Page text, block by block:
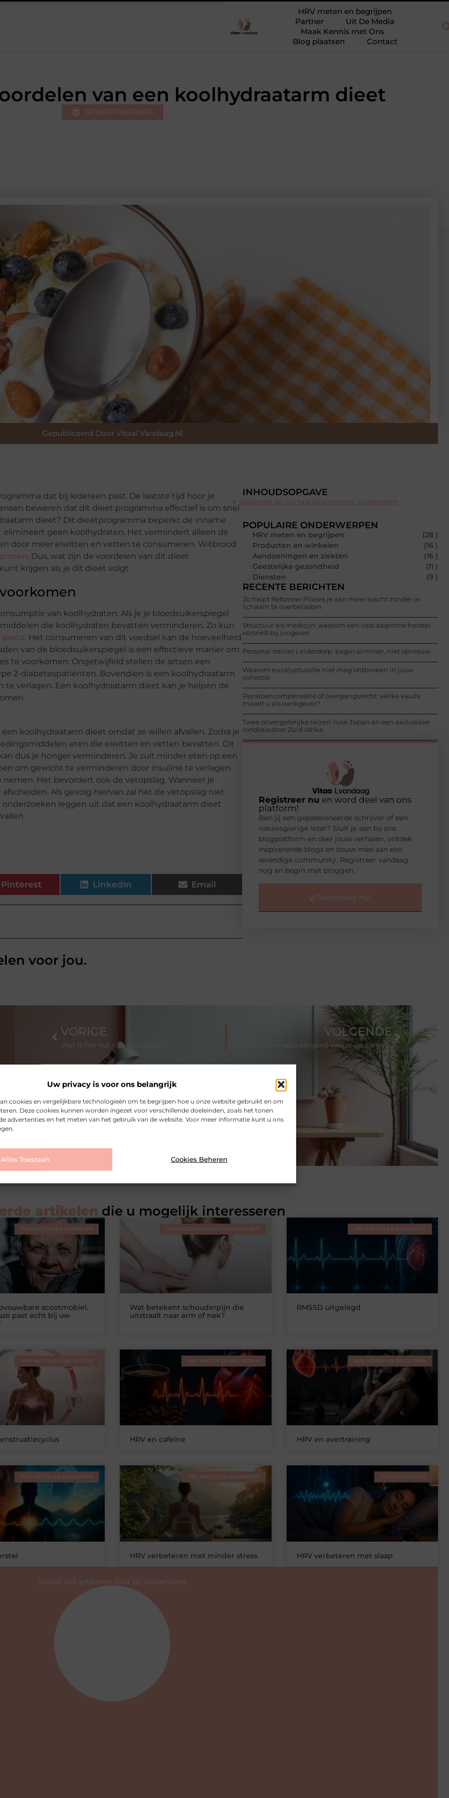
Uw privacy is voor ons belangrijk
cookies en vergelijkbare technologieën om te begrijpen hoe u onze website gebruikt en om
Deze cookies kunnen worden ingezet voor verschillende doeleinden, zoals het tonen
advertenties en het meten van het gebruik van de website. Voor meer informatie kunt u ons
Alles Toestaan Cookies Beheren
HRV meten en begrijpen
Partner
Uit De Media
Maak Kennis met Ons
Blog plaatsen
Contact
van een koolhydraatarm dieet
GEWICHTSVERLIES
Gepubliceerd Door Vitaal Vandaag.nl
dat bij iedereen past. De laatste tijd hoor je
beweren dat dit dieet programma effectief is om snel
dieet? Dit dieetprogramma beperkt de inname
geen koolhydraten. Het vermindert alleen de
door meer eiwitten en vetten te consumeren. Witbrood
. Dus, wat zijn de voordelen van dit dieet
krijgen als je dit dieet volgt.
van koolhydraten. Als je je bloedsuikerspiegel
die koolhydraten bevatten verminderen. Zo kun
. Het consumeren van dit voedsel kan de hoeveelheid
van de bloedsuikerspiegel is een effectieve manier om
te voorkomen. Ongetwijfeld stellen de artsen een
2-diabetespatiënten. Bovendien is een koolhydraatarm
verlagen. Een koolhydraatarm dieet kan je helpen de
koolhydraatarm dieet omdat ze willen afvallen. Zodra je
eten die eiwitten en vetten bevatten. Dit
dus je honger verminderen. Je zult minder eten op een
om gewicht te verminderen door insuline te verlagen.
Het bevordert ook de vetopslag. Wanneer je
Als gevolg hiervan zal het de vetopslag niet
leggen uit dat een koolhydraatarm dieet
Pinterest LinkedIn Email
voor jou.
INHOUDSOPGAVE
Diabetes en hartaandoeningen voorkomen
POPULAIRE ONDERWERPEN
HRV meten en begrijpen
(28 )
Producten en winkelen
(16 )
Aandoeningen en ziekten
(16 )
Geestelijke gezondheid
(11 )
Diensten
(9 )
RECENTE BERICHTEN
Zo helpt Reformer Pilates je aan meer kracht zonder je
lichaam te overbelasten
Structuur als medicijn: waarom een vast dagritme herstel
versnelt bij jongeren
Personal trainer Leiderdorp: begin slimmer, niet opnieuw
Waarom eucalyptusolie niet mag ontbreken in jouw
collectie
Pensioencompensatie of overgangsrecht: welke keuze
maakt u als werkgever?
Twee onvergetelijke reizen: luxe Japan en een exclusieve
rondreis door Zuid Afrika
Registreer nu en word deel van ons
platform!
Ben jij een gepassioneerde schrijver of een
nieuwsgierige lezer? Sluit je aan bij ons
blogplatform en deel jouw verhalen, ontdek
inspirerende blogs en bouw mee aan een
levendige community. Registreer vandaag
nog en begin met bloggen.
Registreer nu!
VORIGE
Wat is het nut van een diëtist?
VOLGENDE
Wordt fysiotherapie vergoed vanuit de zorgverzekering?
artikelen die u mogelijk interesseren
PRODUCTEN EN WINKELEN
scootmobiel.
past echt bij uw
VOLKSGEZONDHEID EN VEILIGHEID
Wat betekent schouderpijn die
uitstraalt naar arm of nek?
HRV METEN EN BEGRIJPEN
RMSSD uitgelegd
HRV METEN EN BEGRIJPEN HRV METEN EN BEGRIJPEN
HRV en cafeïne
HRV METEN EN BEGRIJPEN
HRV en overtraining
HRV METEN EN BEGRIJPEN HRV METEN EN BEGRIJPEN
HRV verbeteren met minder stress
UNCATEGORIZED
HRV verbeteren met slaap
Bekijk alle artikelen over dit onderwerp